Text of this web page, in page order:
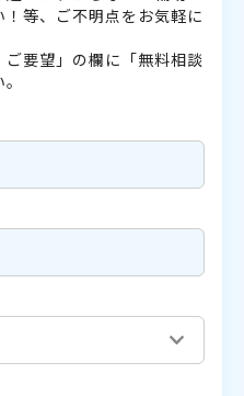
等、ご不明点をお気軽に
要望」の欄に「無料相談